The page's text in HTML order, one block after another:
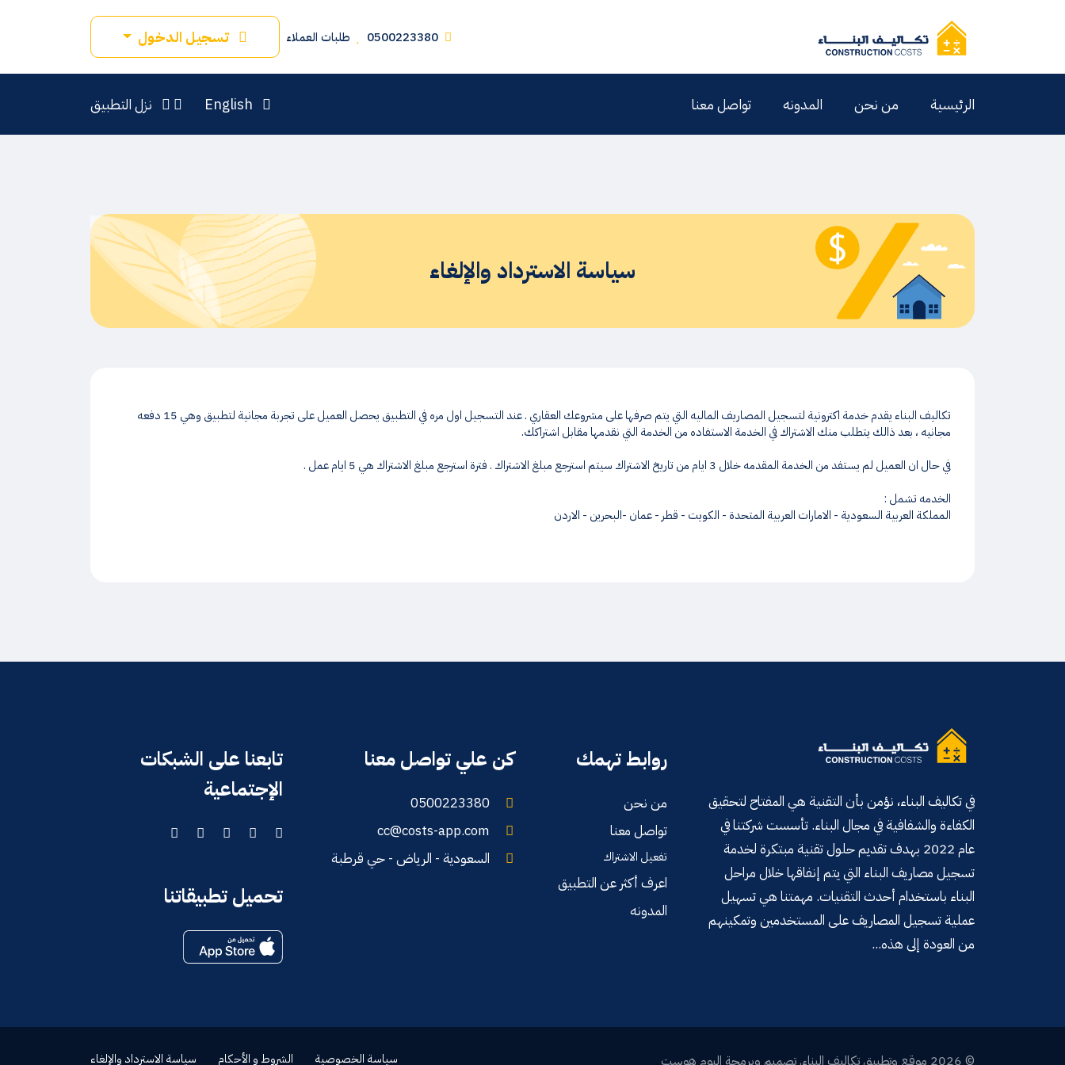
طلبات العملاء تسجيل الدخول
الرئيسية من نحن المدونه تواصل معنا نزل التطبيق
سياسة الاسترداد والإلغاء
تكاليف البناء يقدم خدمة اكترونية لتسجيل المصاريف الماليه التي يتم صرفها على مشروعك العقاري . عند التسجيل اول مره في التطبيق يحصل العميل على تجربة مجانية لتطبيق وهي 15 دفعه
مجانيه ، بعد ذالك يتطلب منك الاشتراك في الخدمة الاستفاده من الخدمة التي نقدمها مقابل اشتراكك.
في حال ان العميل لم يستفد من الخدمة المقدمه خلال 3 ايام من تاريخ الاشتراك سيتم استرجع مبلغ الاشتراك . فترة استرجع مبلغ الاشتراك هي 5 ايام عمل .
الخدمه تشمل :
المملكة العربية السعودية - الامارات العربية المتحدة - الكويت - قطر - عمان -البحرين - الاردن
في تكاليف البناء، نؤمن بأن التقنية هي المفتاح لتحقيق
الكفاءة والشفافية في مجال البناء. تأسست شركتنا في
عام 2022 بهدف تقديم حلول تقنية مبتكرة لخدمة
تسجيل مصاريف البناء التي يتم إنفاقها خلال مراحل
البناء باستخدام أحدث التقنيات. مهمتنا هي تسهيل
عملية تسجيل المصاريف على المستخدمين وتمكينهم
من العودة إلى هذه...
روابط تهمك
من نحن
تواصل معنا
تفعيل الاشتراك
اعرف أكثر عن التطبيق
المدونه
كن علي تواصل معنا
السعودية - الرياض - حي قرطبة
تابعنا على الشبكات
الإجتماعية
تحميل تطبيقاتنا
© 2026 موقع وتطبيق تكاليف البناء, تصميم وبرمجة اليوم هوست سياسة الخصوصية الشروط و الأحكام سياسة الاسترداد والإلغاء